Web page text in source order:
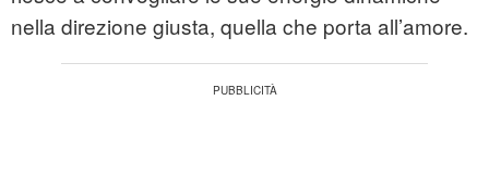
nella direzione giusta, quella che porta all’amore.